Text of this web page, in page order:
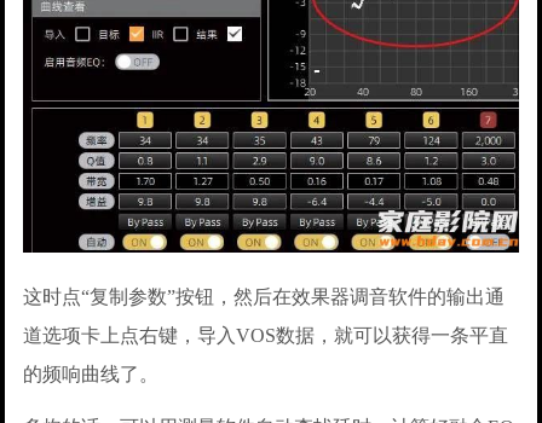
这时点“复制参数”按钮，然后在效果器调音软件的输出通
道选项卡上点右键，导入VOS数据，就可以获得一条平直
的频响曲线了。